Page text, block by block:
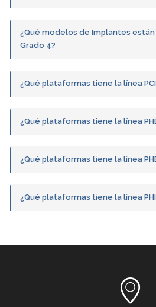
¿Qué modelos de Implantes
Grado 4?
¿Qué plataformas tiene la línea
¿Qué plataformas tiene la línea
¿Qué plataformas tiene la línea
¿Qué plataformas tiene la línea